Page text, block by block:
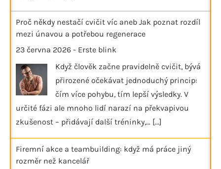
Proč někdy nestačí cvičit víc aneb Jak poznat rozdíl
mezi únavou a potřebou regenerace
23 června 2026 - Erste blink
Když člověk začne pravidelně cvičit, bývá
přirozené očekávat jednoduchý princip:
čím více pohybu, tím lepší výsledky. V
určité fázi ale mnoho lidí narazí na překvapivou
zkušenost – přidávají další tréninky,… [...]
Firemní akce a teambuilding: když má práce jiný
rozměr než kancelář